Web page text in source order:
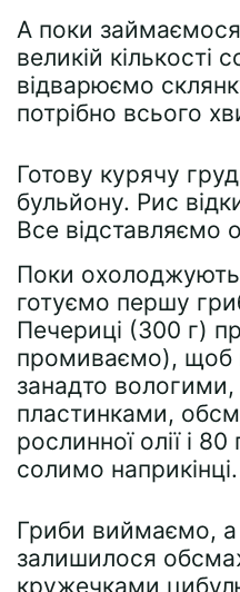
А поки
великій кількості
відварюємо
потрібно всього
Готову курячу
бульйону. Рис
Все відставляємо
Поки
готуємо першу
Печериці (300 г)
промиваємо), щоб
занадто вологими,
пластинками,
рослинної олії і
солимо наприкінці.
Гриби виймаємо,
залишилося
кружечками